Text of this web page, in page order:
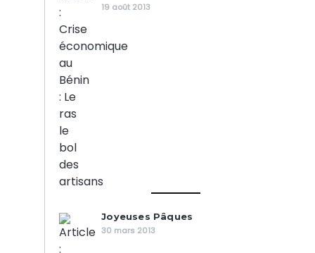
19 août 2013
Joyeuses Pâques
30 mars 2013